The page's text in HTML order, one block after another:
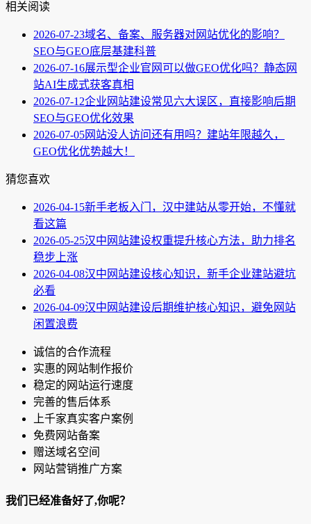
相关阅读
2026-07-23域名、备案、服务器对网站优化的影响？
SEO与GEO底层基建科普
2026-07-16展示型企业官网可以做GEO优化吗？静态网
站AI生成式获客真相
2026-07-12企业网站建设常见六大误区，直接影响后期
SEO与GEO优化效果
2026-07-05网站没人访问还有用吗？建站年限越久，
GEO优化优势越大！
猜您喜欢
2026-04-15新手老板入门，汉中建站从零开始，不懂就
看这篇
2026-05-25汉中网站建设权重提升核心方法，助力排名
稳步上涨
2026-04-08汉中网站建设核心知识，新手企业建站避坑
必看
2026-04-09汉中网站建设后期维护核心知识，避免网站
闲置浪费
诚信的合作流程
实惠的网站制作报价
稳定的网站运行速度
完善的售后体系
上千家真实客户案例
免费网站备案
赠送域名空间
网站营销推广方案
我们已经准备好了,你呢？